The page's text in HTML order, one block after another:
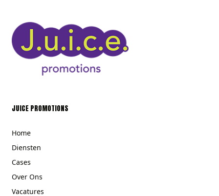
JUICE PROMOTIONS
Home
Diensten
Cases
Over Ons
Vacatures